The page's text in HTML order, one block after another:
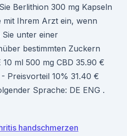
Berlithion 300 mg Kapseln
Ihrem Arzt ein, wenn
unter einer
bestimmten Zuckern
ml 500 mg CBD 35.90 €
Preisvorteil 10% 31.40 €
Sprache: DE ENG .
handschmerzen